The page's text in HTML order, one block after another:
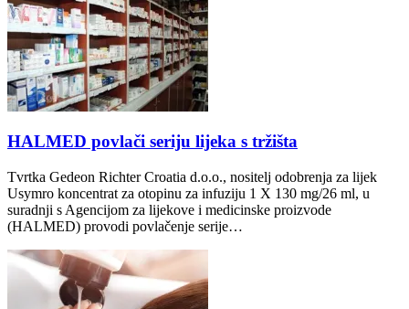
HALMED povlači seriju lijeka s tržišta
Tvrtka Gedeon Richter Croatia d.o.o., nositelj odobrenja za lijek
Usymro koncentrat za otopinu za infuziju 1 X 130 mg/26 ml, u
suradnji s Agencijom za lijekove i medicinske proizvode
(HALMED) provodi povlačenje serije…